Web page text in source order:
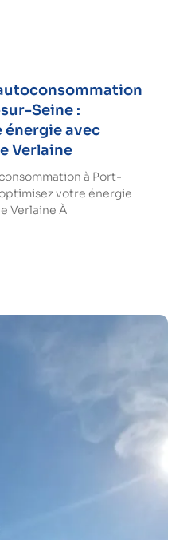
Seine :
avec
Verlaine
à Port-
votre énergie
Verlaine À